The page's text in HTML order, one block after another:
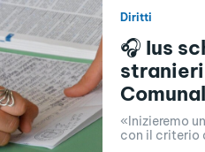
Diritti
🎧 Ius
«Inizieremo
con il criterio